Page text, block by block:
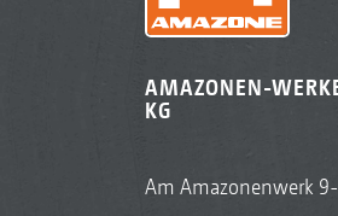
AMAZONEN-
KG
Am Amazonenwerk